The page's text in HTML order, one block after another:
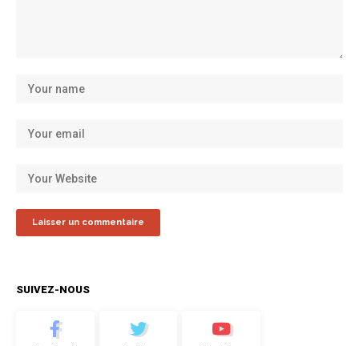
SUIVEZ-NOUS